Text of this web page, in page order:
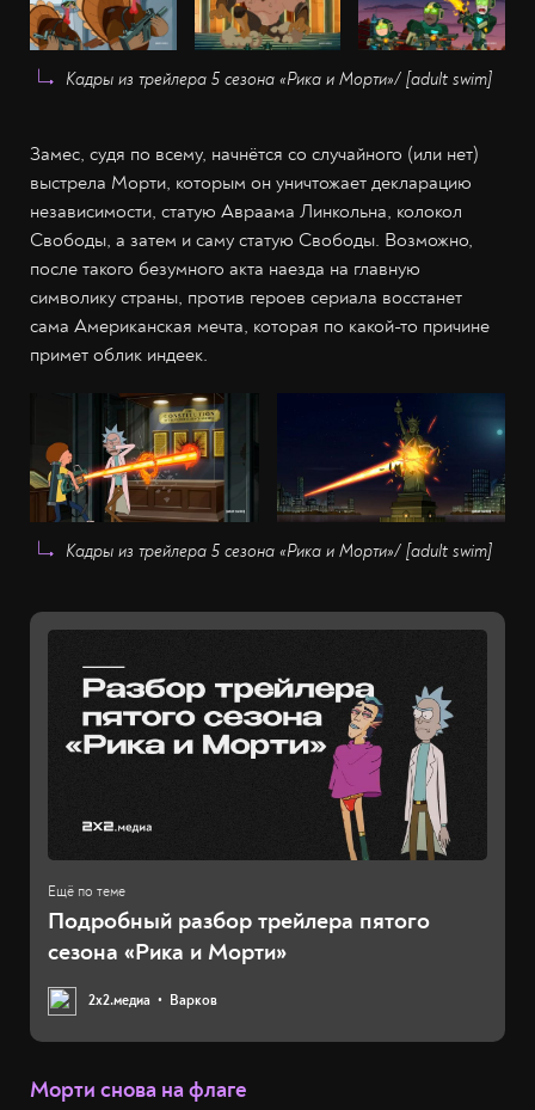
Кадры из трейлера 5 сезона «Рика и Морти»/ [adult swim]
Замес, судя по всему, начнётся со случайного (или нет)
выстрела Морти, которым он уничтожает декларацию
независимости, статую Авраама Линкольна, колокол
Свободы, а затем и саму статую Свободы. Возможно,
после такого безумного акта наезда на главную
символику страны, против героев сериала восстанет
сама Американская мечта, которая по какой-то причине
примет облик индеек.
Кадры из трейлера 5 сезона «Рика и Морти»/ [adult swim]
Подробный разбор трейлера пятого
сезона «Рика и Морти»
2х2.медиа Варков
Морти снова на флаге